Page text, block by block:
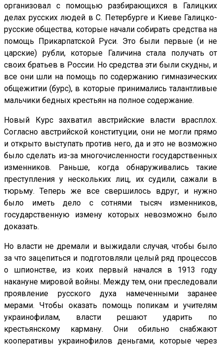
организовал с помощью разбирающихся в Галицких
делах русских людей в С. Петербурге и Киеве Галицко-
русские общества, которые начали собирать средства на
помощь Прикарпатской Руси. Это были первые (и не
царские) рубли, которые Галичина стала получать от
своих братьев в России. Но средства эти были скудны, и
все они шли на помощь по содержанию гимназических
общежитии (бурс), в которые принимались талантливые
мальчики бедных крестьян на полное содержание.
Новый Курс захватил австрийские власти врасплох.
Согласно австрийской конституции, они не могли прямо
и открыто выступать против него, да и это не возможно
было сделать из-за многочисленности государственных
изменников. Раньше, когда обнаруживались такие
преступления у нескольких лиц, их судили, сажали в
тюрьму. Теперь же все свершилось вдруг, и нужно
было иметь дело с сотнями тысяч изменников,
государственную измену которых невозможно было
доказать.
Но власти не дремали и выжидали случая, чтобы было
за что зацепиться и подготовляли целый ряд процессов
о шпионстве, из коих первый начался в 1913 году
накануне мировой войны. Между тем, они преследовали
проявление русского духа намеченными заранее
мерами. Чтобы оказать помощь попикам и учителям
украинофилам, власти решают ударить по
крестьянскому карману. Они обильно снабжают
кооперативы украинофилов деньгами, которые через